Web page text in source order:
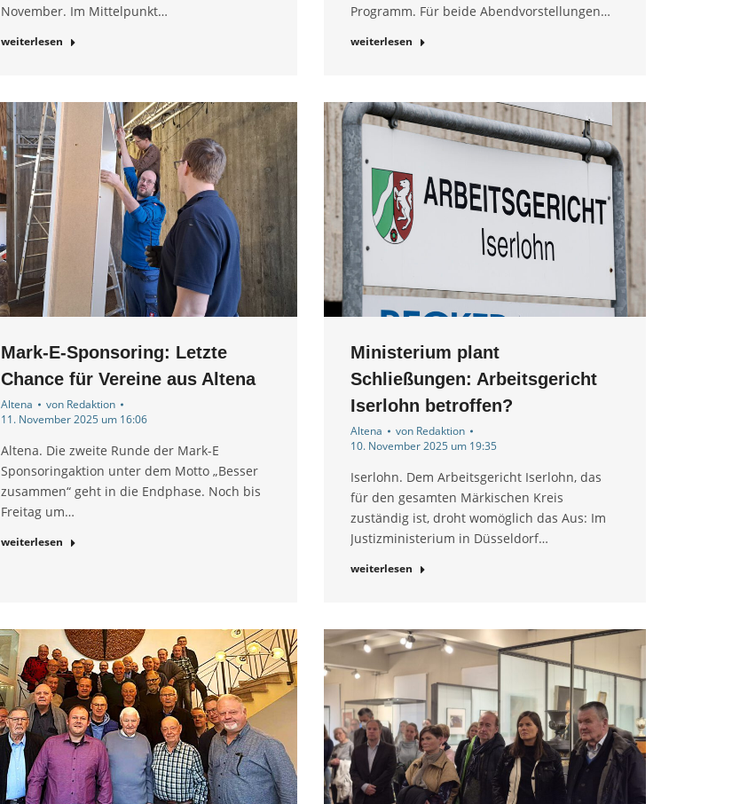
November. Im Mittelpunkt…
weiterlesen
Programm. Für beide Abendvorstellungen…
weiterlesen
Mark-E-Sponsoring: Letzte
Chance für Vereine aus Altena
Altena von Redaktion
11. November 2025 um 16:06
Altena. Die zweite Runde der Mark-E
Sponsoringaktion unter dem Motto „Besser
zusammen“ geht in die Endphase. Noch bis
Freitag um…
weiterlesen
Ministerium plant
Schließungen: Arbeitsgericht
Iserlohn betroffen?
Altena von Redaktion
10. November 2025 um 19:35
Iserlohn. Dem Arbeitsgericht Iserlohn, das
für den gesamten Märkischen Kreis
zuständig ist, droht womöglich das Aus: Im
Justizministerium in Düsseldorf…
weiterlesen